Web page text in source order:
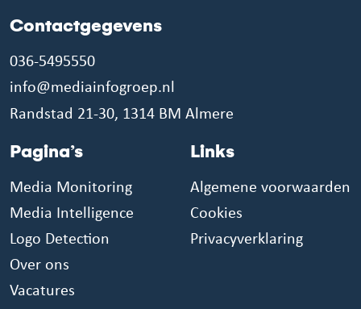
Contactgegevens
036-5495550
info@mediainfogroep.nl
Randstad 21-30, 1314 BM Almere
Pagina’s
Media Monitoring
Media Intelligence
Logo Detection
Over ons
Vacatures
Links
Algemene voorwaarden
Cookies
Privacyverklaring